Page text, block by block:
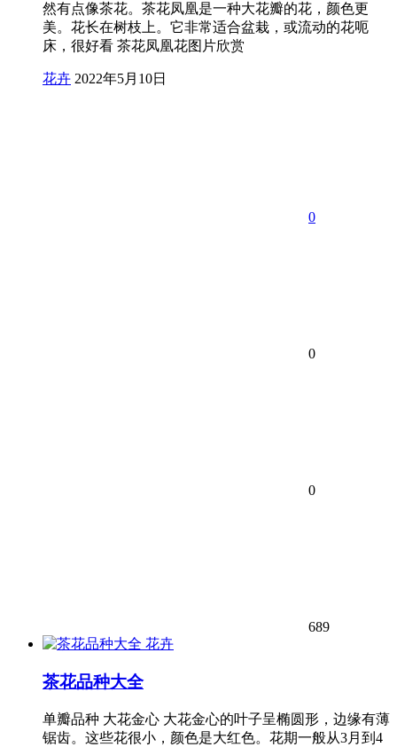
然有点像茶花。茶花凤凰是一种大花瓣的花，颜色更
美。花长在树枝上。它非常适合盆栽，或流动的花呃
床，很好看 茶花凤凰花图片欣赏
花卉 2022年5月10日
0
0
0
689
花卉
茶花品种大全
单瓣品种 大花金心 大花金心的叶子呈椭圆形，边缘有薄
锯齿。这些花很小，颜色是大红色。花期一般从3月到4